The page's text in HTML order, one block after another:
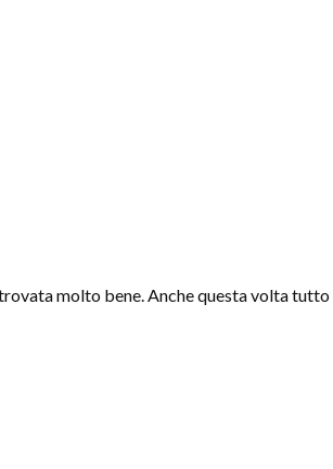
molto bene. Anche questa volta